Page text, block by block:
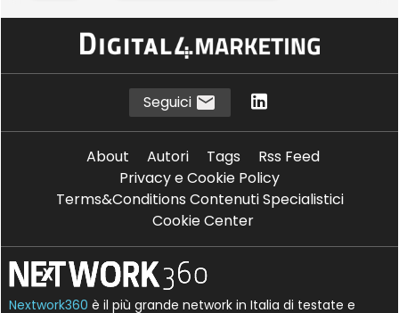
Seguici
About Autori Tags
Rss Feed
Privacy e Cookie Policy
Terms&Conditions Contenuti Specialistici
Cookie Center
Nextwork360 è il più grande network in Italia di testate e